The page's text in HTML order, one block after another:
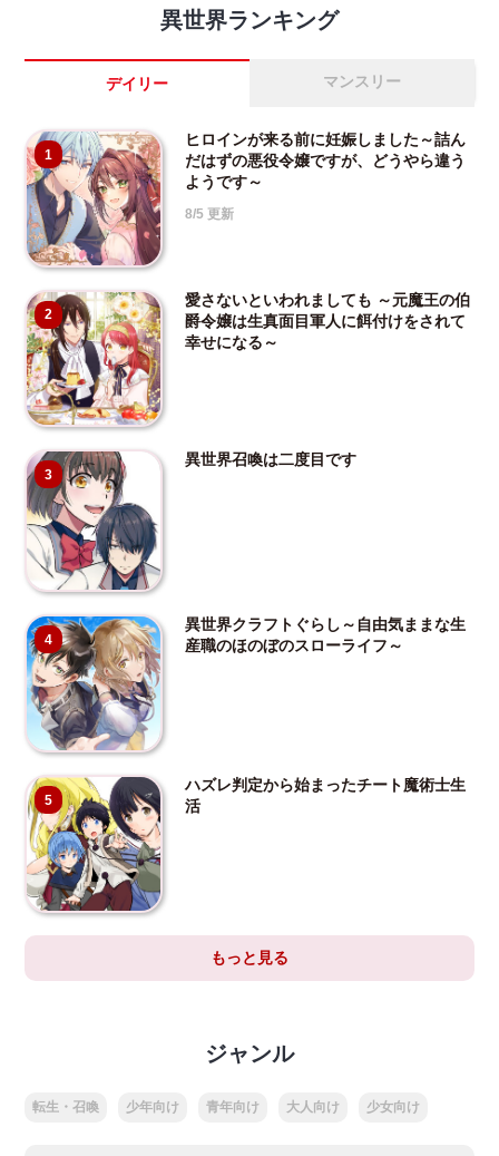
異世界ランキング
デイリー マンスリー
1
ヒロインが来る前に妊娠しました～詰ん
だはずの悪役令嬢ですが、どうやら違う
ようです～
8/5 更新
2
愛さないといわれましても ～元魔王の伯
爵令嬢は生真面目軍人に餌付けをされて
幸せになる～
3
異世界召喚は二度目です
4
異世界クラフトぐらし～自由気ままな生
産職のほのぼのスローライフ～
5
ハズレ判定から始まったチート魔術士生
活
もっと見る
ジャンル
転生・召喚 少年向け 青年向け 大人向け 少女向け